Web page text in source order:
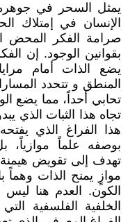
يمثل السحر في جوهره
الإنسان في إمتلاك
صرامة الفكر المحض
بقوانين الوجود. إن
يضع الذات أمام
المنطق و تتحدد
تحابي أحداً، مما يضع
تجاه هذا الثبات الذي
هذا الفراغ الذي
بوصفه علماً موازياً،
تهدف إلى تقويض
موازٍ يمنح الذات
الكون. العدم هنا
الخلفية الفلسفية